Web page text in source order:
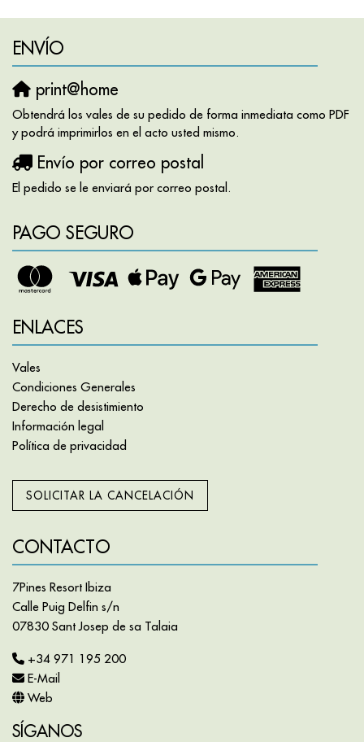
ENVÍO
print@home
Obtendrá los vales de su pedido de forma inmediata como PDF
y podrá imprimirlos en el acto usted mismo.
Envío por correo postal
El pedido se le enviará por correo postal.
PAGO SEGURO
ENLACES
Vales
Condiciones Generales
Derecho de desistimiento
Información legal
Política de privacidad
SOLICITAR LA CANCELACIÓN
CONTACTO
7Pines Resort Ibiza
Calle Puig Delfin s/n
07830 Sant Josep de sa Talaia
+34 971 195 200
E-Mail
Web
SÍGANOS